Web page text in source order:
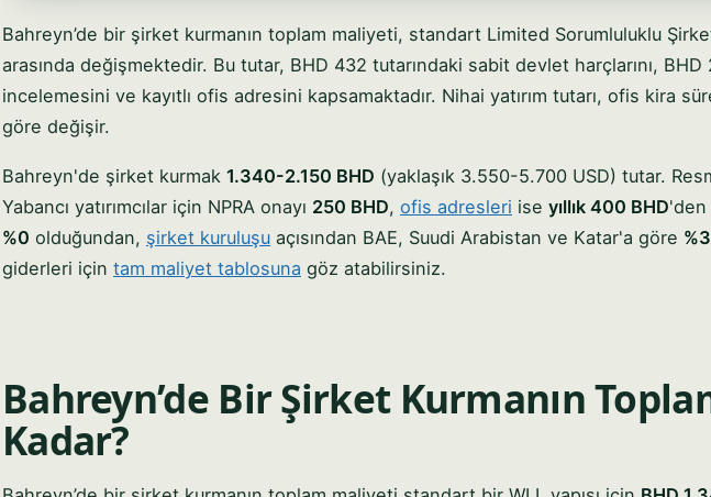
Bahreyn’de bir şirket kurmanın toplam maliyeti, standart Limited Sorumluluklu
arasında değişmektedir. Bu tutar, BHD 432 tutarındaki sabit devlet harçlarını,
incelemesini ve kayıtlı ofis adresini kapsamaktadır. Nihai yatırım tutarı, ofis kira
göre değişir.
Bahreyn'de şirket kurmak 1.340-2.150 BHD (yaklaşık 3.550-5.700 USD) tutar.
Yabancı yatırımcılar için NPRA onayı 250 BHD, ofis adresleri ise yıllık 400 BHD'den
%0 olduğundan, şirket kuruluşu açısından BAE, Suudi Arabistan ve Katar'a göre
giderleri için tam maliyet tablosuna göz atabilirsiniz.
Bahreyn’de Bir Şirket Kurmanın
Kadar?